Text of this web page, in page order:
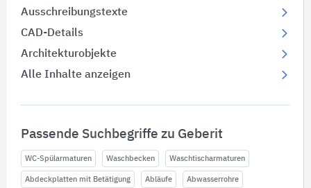
Ausschreibungstexte
CAD-Details
Architekturobjekte
Alle Inhalte anzeigen
Passende Suchbegriffe zu Geberit
WC-Spülarmaturen Waschbecken Waschtischarmaturen
Abdeckplatten mit Betätigung Abläufe Abwasserrohre